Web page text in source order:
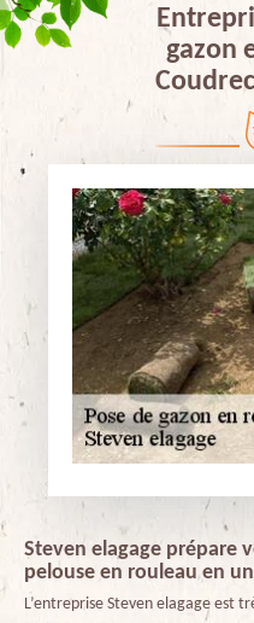
gazon
Steven elagage prépare
pelouse en rouleau en
L’entreprise Steven elagage est